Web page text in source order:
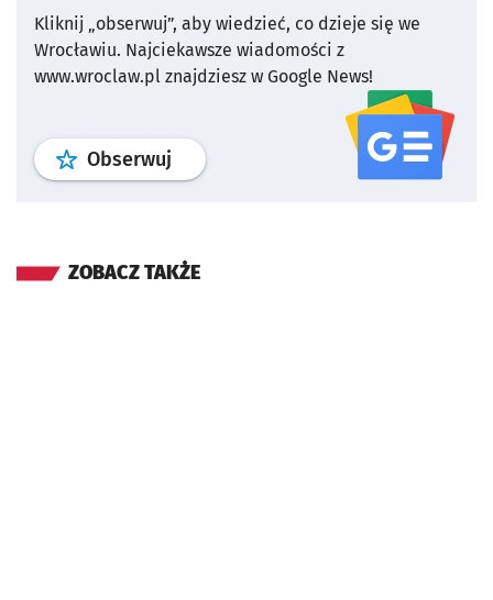
Kliknij „obserwuj”, aby wiedzieć, co dzieje się we
Wrocławiu. Najciekawsze wiadomości z
www.wroclaw.pl znajdziesz w Google News!
Obserwuj profil serwisu
ZOBACZ TAKŻE